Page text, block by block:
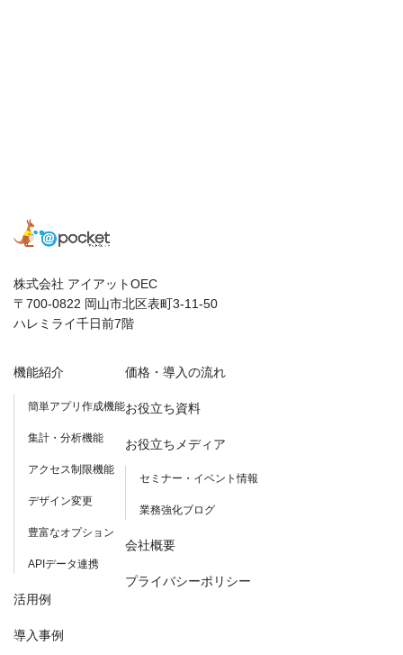
株式会社 アイアットOEC
〒700-0822 岡山市北区表町3-11-50
ハレミライ千日前7階
機能紹介
簡単アプリ作成機能
集計・分析機能
アクセス制限機能
デザイン変更
豊富なオプション
APIデータ連携
活用例
導入事例
価格・導入の流れ
お役立ち資料
お役立ちメディア
セミナー・イベント情報
業務強化ブログ
会社概要
プライバシーポリシー